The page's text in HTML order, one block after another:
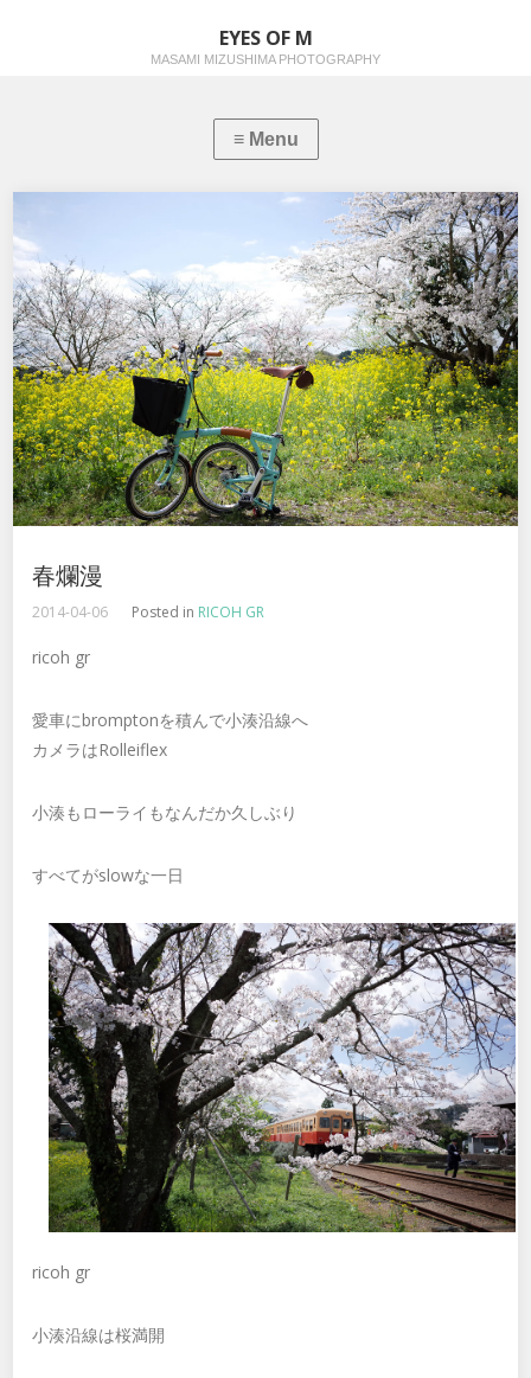
EYES OF M
MASAMI MIZUSHIMA PHOTOGRAPHY
春爛漫
2014-04-06 Posted in RICOH GR
ricoh gr
愛車にbromptonを積んで小湊沿線へ
カメラはRolleiflex
小湊もローライもなんだか久しぶり
すべてがslowな一日
ricoh gr
小湊沿線は桜満開